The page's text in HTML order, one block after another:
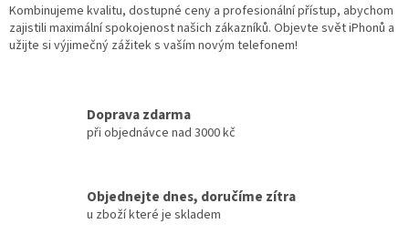
Kombinujeme kvalitu, dostupné ceny a profesionální přístup, abychom
zajistili maximální spokojenost našich zákazníků. Objevte svět iPhonů a
užijte si výjimečný zážitek s vaším novým telefonem!
Doprava zdarma
při objednávce nad 3000 kč
Objednejte dnes, doručíme zítra
u zboží které je skladem